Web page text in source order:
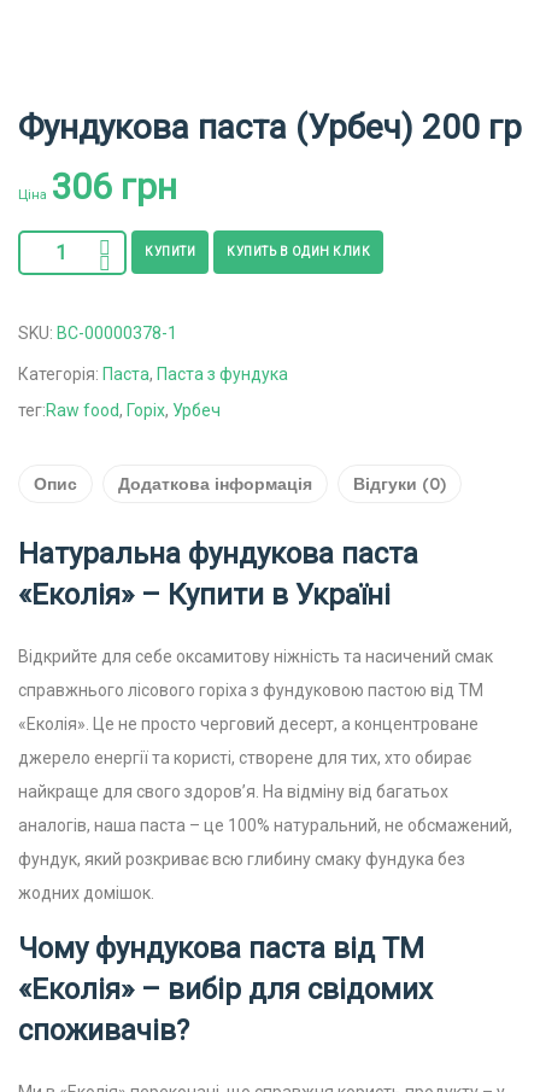
Фундукова паста (Урбеч) 200 гр
Ціна 306 грн
КУПИТИ КУПИТЬ В ОДИН КЛИК
SKU: ВС-00000378-1
Категорія: Паста, Паста з фундука
тег:Raw food, Горіх, Урбеч
Опис Додаткова інформація Відгуки (0)
Натуральна фундукова паста
«Еколія» – Купити в Україні
Відкрийте для себе оксамитову ніжність та насичений смак
справжнього лісового горіха з фундуковою пастою від ТМ
«Еколія». Це не просто черговий десерт, а концентроване
джерело енергії та користі, створене для тих, хто обирає
найкраще для свого здоров’я. На відміну від багатьох
аналогів, наша паста – це 100% натуральний, не обсмажений,
фундук, який розкриває всю глибину смаку фундука без
жодних домішок.
Чому фундукова паста від ТМ
«Еколія» – вибір для свідомих
споживачів?